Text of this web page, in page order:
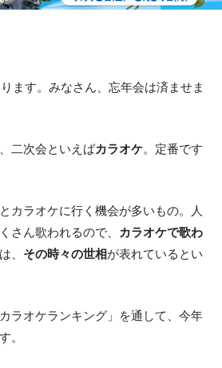
ます。みなさん、忘年会は済ませま
二次会といえばカラオケ。定番です
カラオケに行く機会が多いもの。人
さん歌われるので、
カラオケで歌わ
、 その時々の世相が表れているとい
ラオケランキング」を通して、今年
。